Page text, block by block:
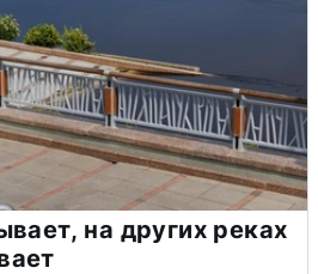
на других реках